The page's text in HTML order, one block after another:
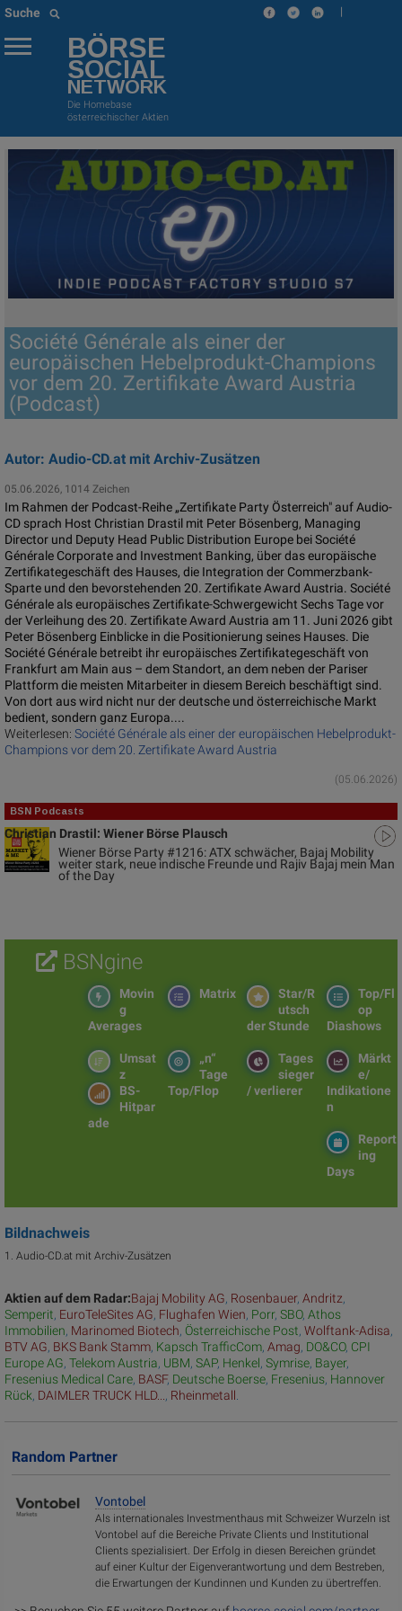
Suche |
BÖRSE
SOCIAL
NETWORK
Die Homebase
österreichischer Aktien
Société Générale als einer der
europäischen Hebelprodukt-Champions
vor dem 20. Zertifikate Award Austria
(Podcast)
Autor: Audio-CD.at mit Archiv-Zusätzen
05.06.2026, 1014 Zeichen
Im Rahmen der Podcast-Reihe „Zertifikate Party Österreich" auf Audio-
CD sprach Host Christian Drastil mit Peter Bösenberg, Managing
Director und Deputy Head Public Distribution Europe bei Société
Générale Corporate and Investment Banking, über das europäische
Zertifikategeschäft des Hauses, die Integration der Commerzbank-
Sparte und den bevorstehenden 20. Zertifikate Award Austria. Société
Générale als europäisches Zertifikate-Schwergewicht Sechs Tage vor
der Verleihung des 20. Zertifikate Award Austria am 11. Juni 2026 gibt
Peter Bösenberg Einblicke in die Positionierung seines Hauses. Die
Société Générale betreibt ihr europäisches Zertifikategeschäft von
Frankfurt am Main aus – dem Standort, an dem neben der Pariser
Plattform die meisten Mitarbeiter in diesem Bereich beschäftigt sind.
Von dort aus wird nicht nur der deutsche und österreichische Markt
bedient, sondern ganz Europa....
Weiterlesen: Société Générale als einer der europäischen Hebelprodukt-
Champions vor dem 20. Zertifikate Award Austria
(05.06.2026)
BSN Podcasts
Christian Drastil: Wiener Börse Plausch
Wiener Börse Party #1216: ATX schwächer, Bajaj Mobility
weiter stark, neue indische Freunde und Rajiv Bajaj mein Man
of the Day
BSNgine
Top/Fl
op
Diashows
Star/R
utsch
der Stunde
Matrix
Movin
g
Averages
Märkt
e/
Indikatione
n
Tages
sieger
/ verlierer
„n“
Tage
Top/Flop
Umsat
z
BS-
Hitpar
ade
Report
ing
Days
Bildnachweis
1. Audio-CD.at mit Archiv-Zusätzen
Aktien auf dem Radar:Bajaj Mobility AG, Rosenbauer, Andritz,
Semperit, EuroTeleSites AG, Flughafen Wien, Porr, SBO, Athos
Immobilien, Marinomed Biotech, Österreichische Post, Wolftank-Adisa,
BTV AG, BKS Bank Stamm, Kapsch TrafficCom, Amag, DO&CO, CPI
Europe AG, Telekom Austria, UBM, SAP, Henkel, Symrise, Bayer,
Fresenius Medical Care, BASF, Deutsche Boerse, Fresenius, Hannover
Rück, DAIMLER TRUCK HLD... , Rheinmetall
Random Partner
Vontobel
Als internationales Investmenthaus mit Schweizer Wurzeln ist
Vontobel auf die Bereiche Private Clients und Institutional
Clients spezialisiert. Der Erfolg in diesen Bereichen gründet
auf einer Kultur der Eigenverantwortung und dem Bestreben,
die Erwartungen der Kundinnen und Kunden zu übertreffen.